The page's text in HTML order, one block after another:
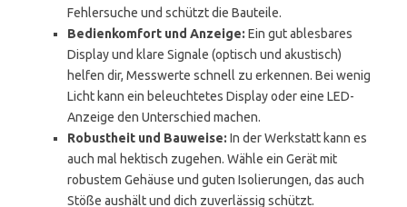
Fehlersuche und schützt die Bauteile.
Bedienkomfort und Anzeige: Ein gut ablesbares
Display und klare Signale (optisch und akustisch)
helfen dir, Messwerte schnell zu erkennen. Bei wenig
Licht kann ein beleuchtetes Display oder eine LED-
Anzeige den Unterschied machen.
Robustheit und Bauweise: In der Werkstatt kann es
auch mal hektisch zugehen. Wähle ein Gerät mit
robustem Gehäuse und guten Isolierungen, das auch
Stöße aushält und dich zuverlässig schützt.